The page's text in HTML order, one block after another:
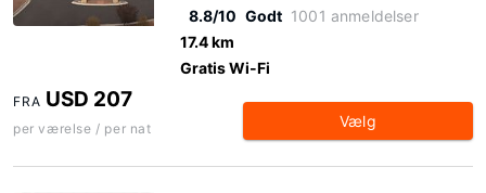
8.8/10 Godt 1001 anmeldelser
17.4 km
Gratis Wi-Fi
FRA USD 207
per værelse / per nat Vælg